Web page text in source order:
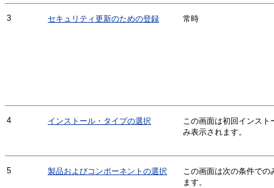
3 セキュリティ更新のための登録 常時
4 インストール・タイプの選択
この画面は初回インスト
み表示されます。
5 製品およびコンポーネントの選択
この画面は次の条件での
ます。